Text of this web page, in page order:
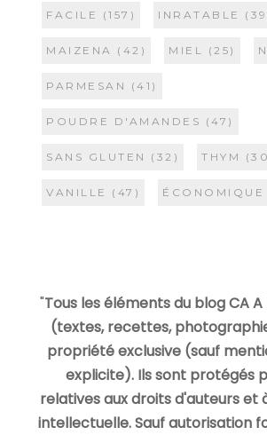
FACILE (157) INRATABLE
MAIZENA (42) MIEL (25)
PARMESAN (41)
POUDRE D'AMANDES (47)
SANS GLUTEN (32) THYM
VANILLE (47) ÉCONOMIQUE
"Tous les éléments du blog CA A
(textes, recettes,
propriété exclusive (sauf
explicite). Ils sont protégés
relatives aux droits d'auteurs et
intellectuelle. Sauf autorisation